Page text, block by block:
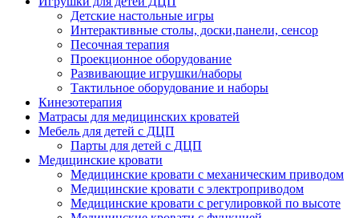
Детские настольные игры
Интерактивные столы, доски,панели, сенсор
Песочная терапия
Проекционное оборудование
Развивающие игрушки/наборы
Тактильное оборудование и наборы
Кинезотерапия
Матрасы для медицинских кроватей
Мебель для детей с ДЦП
Парты для детей с ДЦП
Медицинские кровати
Медицинские кровати с механическим приводом
Медицинские кровати с электроприводом
Медицинские кровати с регулировкой по высоте